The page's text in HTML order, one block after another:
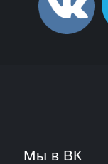
Мы в ВК